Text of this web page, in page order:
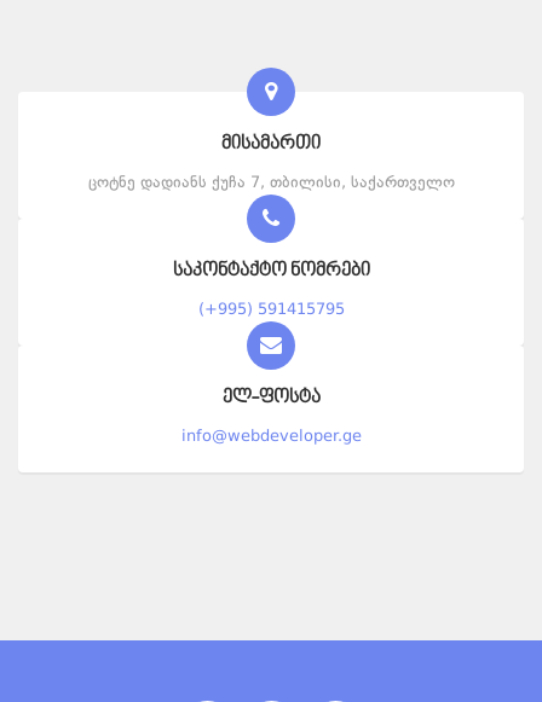
მისამართი
ცოტნე დადიანს ქუჩა 7, თბილისი, საქართველო
საკონტაქტო ნომრები
(+995) 591415795
ელ-ფოსტა
info@webdeveloper.ge